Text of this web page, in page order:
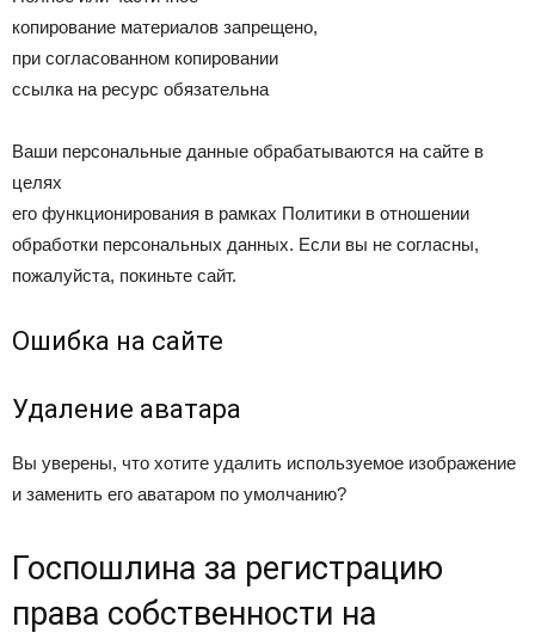
копирование материалов запрещено,
при согласованном копировании
ссылка на ресурс обязательна
Ваши персональные данные обрабатываются на сайте в
целях
его функционирования в рамках Политики в отношении
обработки персональных данных. Если вы не согласны,
пожалуйста, покиньте сайт.
Ошибка на сайте
Удаление аватара
Вы уверены, что хотите удалить используемое изображение
и заменить его аватаром по умолчанию?
Госпошлина за регистрацию
права собственности на